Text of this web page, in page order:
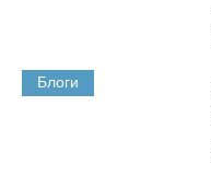
Блоги